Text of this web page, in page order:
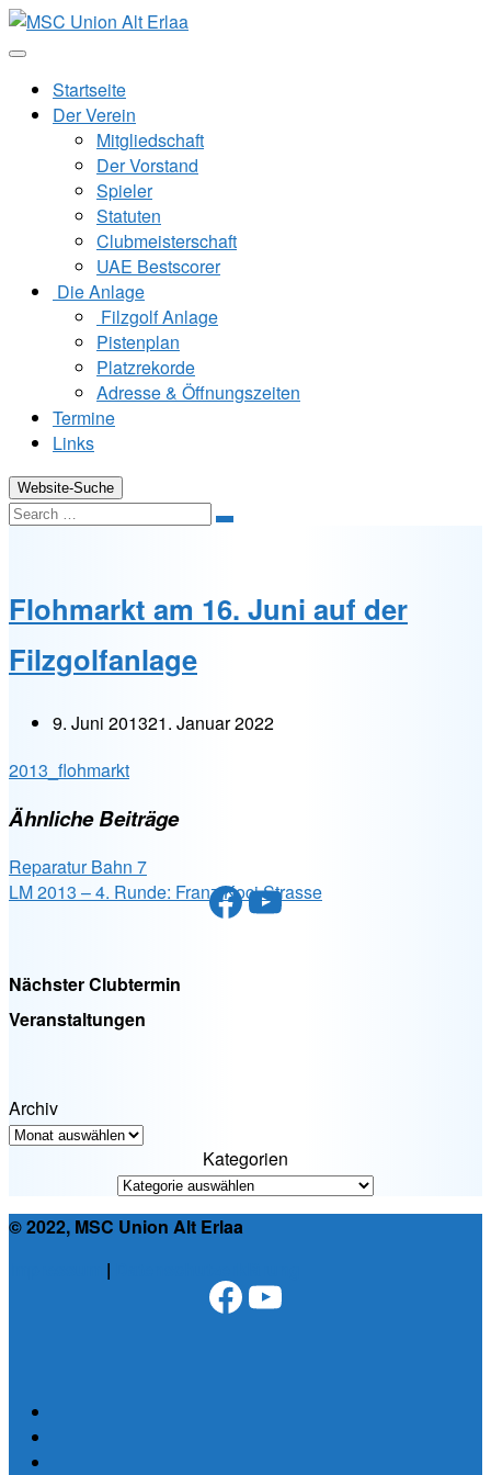
Zum
Inhalt
Startseite
Der Verein
Mitgliedschaft
Der Vorstand
Spieler
Statuten
Clubmeisterschaft
UAE Bestscorer
Die Anlage
Filzgolf Anlage
Pistenplan
Platzrekorde
Adresse & Öffnungszeiten
Termine
Links
Website-Suche
Search
Flohmarkt am 16. Juni auf der
Filzgolfanlage
9. Juni 201321. Januar 2022
2013_flohmarkt
Ähnliche Beiträge
Reparatur Bahn 7
LM 2013 – 4. Runde: Franz Koci Strasse
Facebook
YouTube
Nächster Clubtermin
Veranstaltungen
Archiv
Kategorien
© 2022, MSC Union Alt Erlaa
| Facebook
YouTube